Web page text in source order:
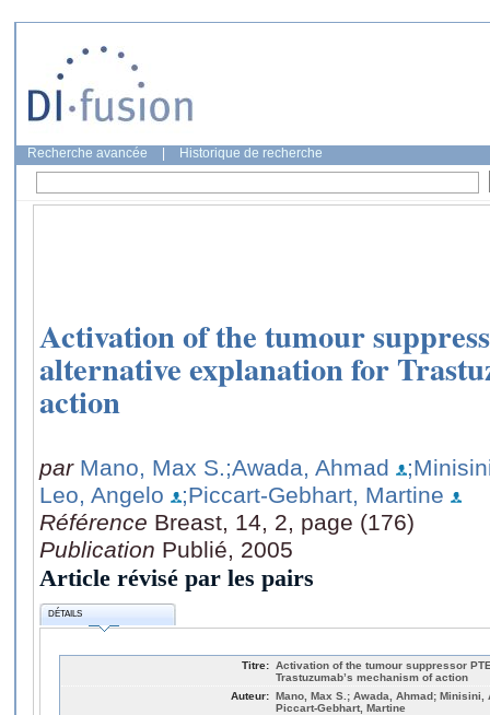
Recherche avancée Historique de recherche
Activation of the tumour
alternative explanation for
action
par Mano, Max S.;Awada, Ahmad
Leo, Angelo
;Piccart-Gebhart, Martine
Référence Breast, 14, 2, page (176)
Publication Publié, 2005
Article révisé par les pairs
DÉTAILS
Titre: Activation of the tumour suppressor
Trastuzumab’s mechanism of action
Auteur: Mano, Max S.; Awada, Ahmad;
Piccart-Gebhart, Martine